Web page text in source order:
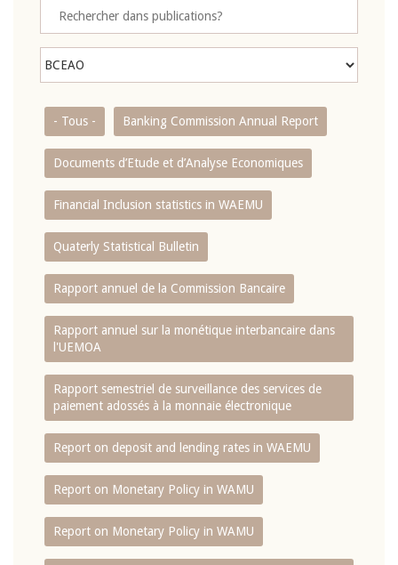
- Tous - Banking Commission Annual Report
Documents d’Etude et d’Analyse Economiques
Financial Inclusion statistics in WAEMU
Quaterly Statistical Bulletin
Rapport annuel de la Commission Bancaire
Rapport annuel sur la monétique interbancaire dans
l'UEMOA
Rapport semestriel de surveillance des services de
paiement adossés à la monnaie électronique
Report on deposit and lending rates in WAEMU
Report on Monetary Policy in WAMU
Report on Monetary Policy in WAMU